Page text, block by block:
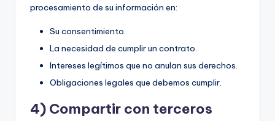
procesamiento de su información en:
Su consentimiento.
La necesidad de cumplir un contrato.
Intereses legítimos que no anulan sus derechos.
Obligaciones legales que debemos cumplir.
4) Compartir con terceros